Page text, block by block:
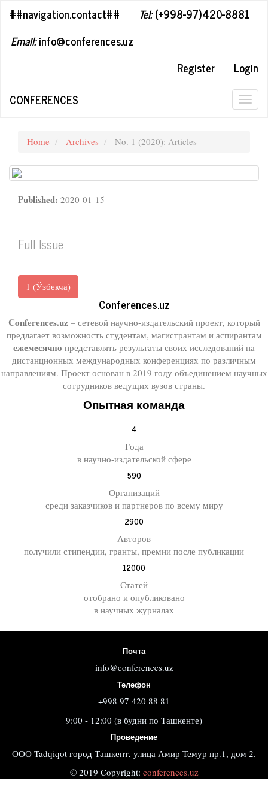
##plugins.themes.bootstrap3.accessible_menu.sidebar##
##navigation.contact## Tel:(+998-97)420-8881
Email:info@conferences.uz
Register
Login
CONFERENCES
Home Archives No. 1 (2020): Articles
Published: 2020-01-15
Full Issue
1 (Ўзбекча)
Conferences.uz
Conferences.uz– сетевой научно-издательский проект, который
предлагает возможность студентам, магистрантам и аспирантам
ежемесячно представлять результаты своих исследований на
дистанционных международных конференциях по различным
направлениям. Проект основан в 2019 году объединением научных
сотрудников ведущих вузов страны.
Опытная команда
4
Года
в научно-издательской сфере
590
Организаций
среди заказчиков и партнеров по всему миру
2900
Авторов
получили стипендии, гранты, премии после публикации
12000
Статей
отобрано и опубликовано
в научных журналах
Почта
info@conferences.uz
Телефон
+998 97 420 88 81
9:00 - 12:00 (в будни по Ташкенте)
Проведение
ООО Tadqiqot город Ташкент, улица Амир Темур пр.1, дом 2.
© 2019 Copyright: conferences.uz